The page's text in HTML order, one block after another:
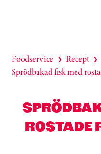
Foodservice ❯ Recept ❯
Sprödbakad fisk med
ROSTADE